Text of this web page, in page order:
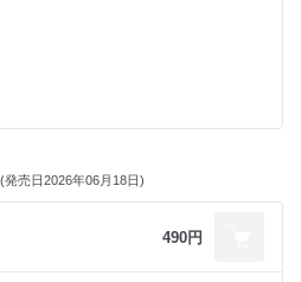
み”について。
発売日2026年06月18日)
490円